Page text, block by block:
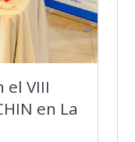
el VIII
en La